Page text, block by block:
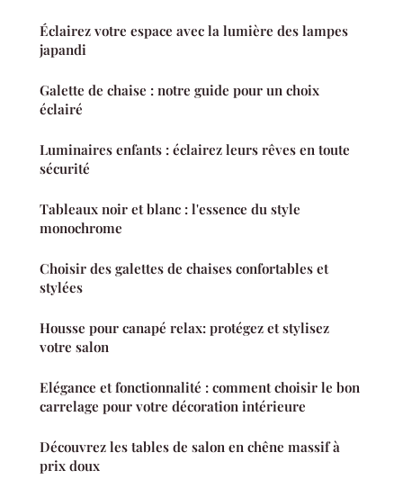
Éclairez votre espace avec la lumière des lampes
japandi
Galette de chaise : notre guide pour un choix
éclairé
Luminaires enfants : éclairez leurs rêves en toute
sécurité
Tableaux noir et blanc : l'essence du style
monochrome
Choisir des galettes de chaises confortables et
stylées
Housse pour canapé relax: protégez et stylisez
votre salon
Elégance et fonctionnalité : comment choisir le bon
carrelage pour votre décoration intérieure
Découvrez les tables de salon en chêne massif à
prix doux